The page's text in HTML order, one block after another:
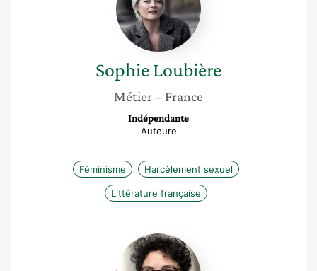
SophieLoubière
Métier– France
Indépendante
Auteure
Féminisme Harcèlement sexuel
Littérature française
Carine
Fillot